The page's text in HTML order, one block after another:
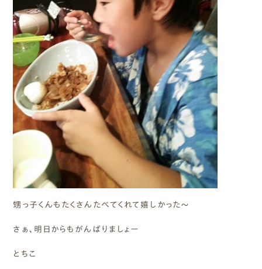
甥っ子くんもたくさんたべてくれて嬉しかった～
さぁ、明日からもがんばりましょー
とちこ